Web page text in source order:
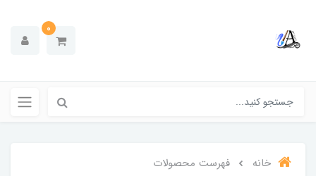
0
خانه
فهرست محصولات